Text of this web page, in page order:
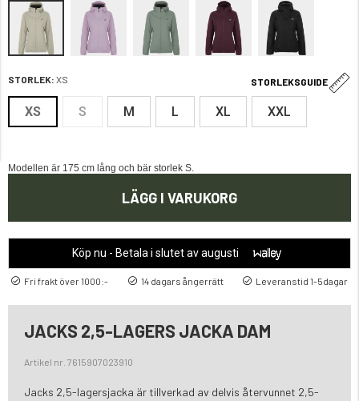
STORLEK: XS STORLEKSGUIDE
XS S M L XL XXL
Modellen är 175 cm lång och bär storlek S.
LÄGG I VARUKORG
Köp nu - Betala i slutet av augusti
Fri frakt över 1000:- 14 dagars ångerrätt Leveranstid 1-5dagar
JACKS 2,5-LAGERS JACKA DAM
Artikel nr. 7615907023910
Jacks 2,5-lagersjacka är tillverkad av delvis återvunnet 2,5-